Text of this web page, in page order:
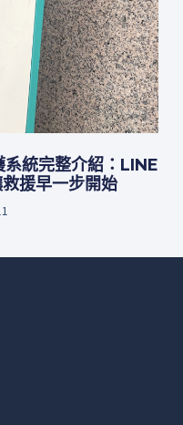
統完整介紹：LINE
援早一步開始